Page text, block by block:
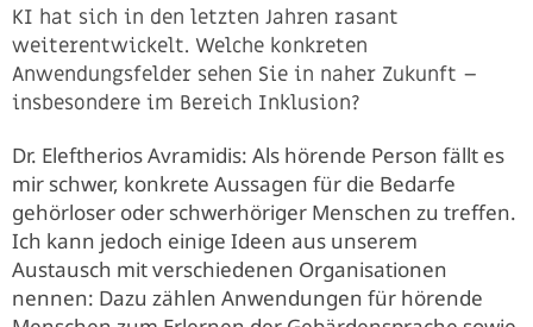
KI hat sich in den letzten Jahren rasant
weiterentwickelt. Welche konkreten
Anwendungsfelder sehen Sie in naher Zukunft –
insbesondere im Bereich Inklusion?
Dr. Eleftherios Avramidis: Als hörende Person fällt es
mir schwer, konkrete Aussagen für die Bedarfe
gehörloser oder schwerhöriger Menschen zu treffen.
Ich kann jedoch einige Ideen aus unserem
Austausch mit verschiedenen Organisationen
nennen: Dazu zählen Anwendungen für hörende